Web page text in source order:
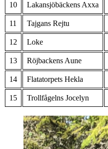
10 Lakansjöbäckens Axxa
11 Tajgans Rejtu
12 Loke
13 Röjbackens Aune
14 Flatatorpets Hekla
15 Trollfågelns Jocelyn